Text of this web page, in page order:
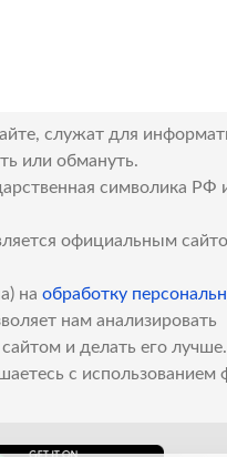
служат для
или обмануть.
символика РФ
официальным
на обработку
нам анализировать
сайтом и делать его
с использованием